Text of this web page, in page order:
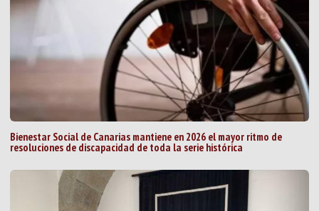
Bienestar Social de Canarias mantiene en 2026 el mayor ritmo de
resoluciones de discapacidad de toda la serie histórica